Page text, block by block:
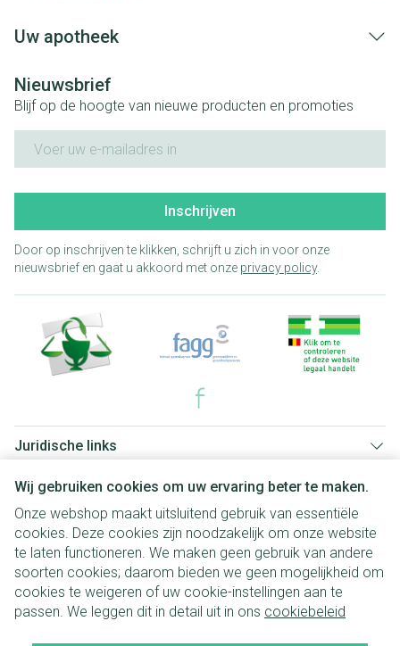
Wij gebruiken cookies om uw ervaring beter te maken.
Onze webshop maakt uitsluitend gebruik van essentiële
cookies. Deze cookies zijn noodzakelijk om onze website
te laten functioneren. We maken geen gebruik van andere
soorten cookies; daarom bieden we geen mogelijkheid om
cookies te weigeren of uw cookie-instellingen aan te
passen. We leggen dit in detail uit in ons cookiebeleid
Uw apotheek
Nieuwsbrief
Blijf op de hoogte van nieuwe producten en promoties
Inschrijven
Door op inschrijven te klikken, schrijft u zich in voor onze
nieuwsbrief en gaat u akkoord met onze privacy policy.
Juridische links